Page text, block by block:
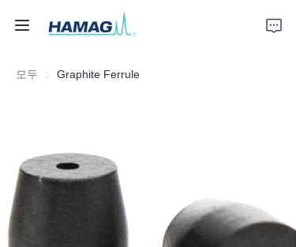
모두 Graphite Ferrule
홈
제품